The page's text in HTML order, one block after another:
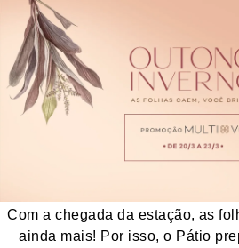
Com a chegada da estação, as
ainda mais! Por isso, o Pátio